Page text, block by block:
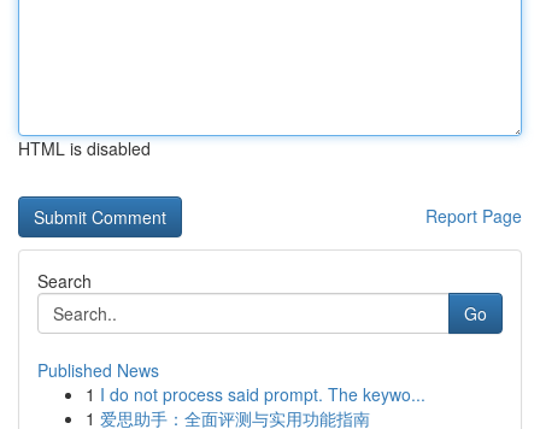
HTML is disabled
Report Page
Search
Go
Published News
1 I do not process said prompt. The keywo...
1 爱思助手：全面评测与实用功能指南